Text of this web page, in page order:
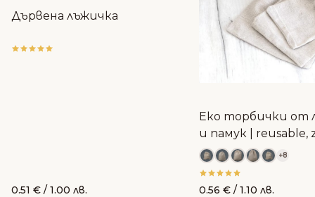
Дървена лъжичка
0.51 € / 1.00 лв.
Еко торбички от
и памук | reusable,
waste
+8
0.56€ / 1.10 лв.